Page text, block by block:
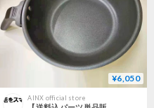
¥6,050
AINX official store